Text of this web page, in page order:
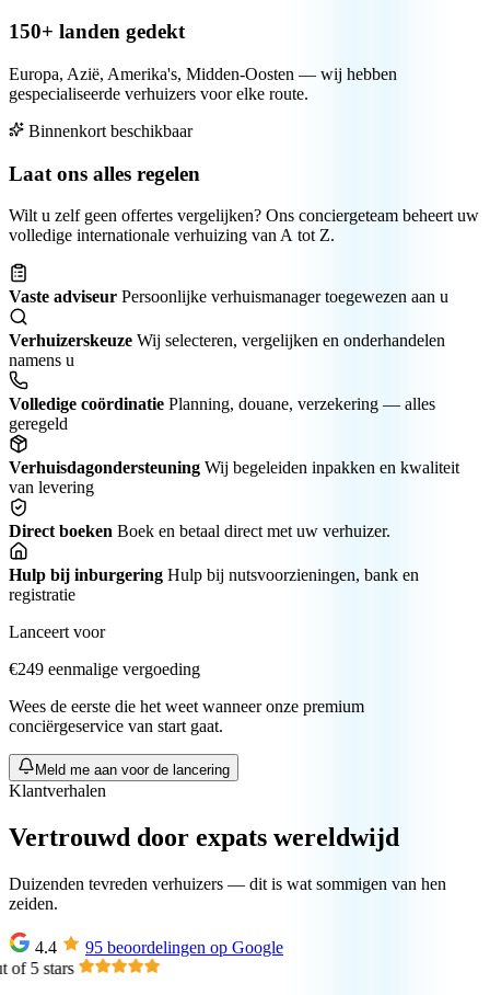
150+ landen gedekt
Europa, Azië, Amerika's, Midden-Oosten — wij hebben
gespecialiseerde verhuizers voor elke route.
Binnenkort beschikbaar
Laat ons alles regelen
Wilt u zelf geen offertes vergelijken? Ons conciergeteam beheert uw
volledige internationale verhuizing van A tot Z.
Vaste adviseur Persoonlijke verhuis­manager toegewezen aan u
Verhuizerskeuze Wij selecteren, vergelijken en onderhandelen
namens u
Volledige coördinatie Planning, douane, verzekering — alles
geregeld
Verhuisdagondersteuning Wij begeleiden inpakken en kwaliteit
van levering
Direct boeken Boek en betaal direct met uw verhuizer.
Hulp bij inburgering Hulp bij nutsvoorzieningen, bank en
registratie
Lanceert voor
€249 eenmalige vergoeding
Wees de eerste die het weet wanneer onze premium
conciërgeservice van start gaat.
Meld me aan voor de lancering
Klantverhalen
Vertrouwd door expats wereldwijd
Duizenden tevreden verhuizers — dit is wat sommigen van hen
zeiden.
4.4
95 beoordelingen op Google
5 stars